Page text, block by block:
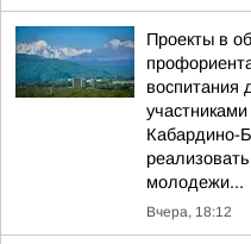
Проекты в
воспитания
Кабардино-
молодежи...
Вчера, 18:12